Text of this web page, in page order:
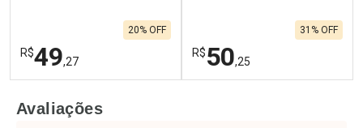
Por R$ 69,90/cada
Por R$ 119,49/cada
R$49,27
20% OFF
R$50,25
31% OFF
Avaliações